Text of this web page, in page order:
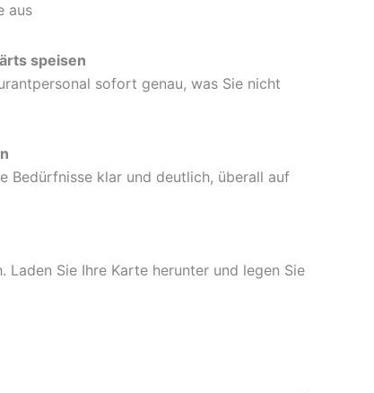
aus
speisen
sofort genau, was Sie nicht
Bedürfnisse klar und deutlich, überall auf
Laden Sie Ihre Karte herunter und legen Sie